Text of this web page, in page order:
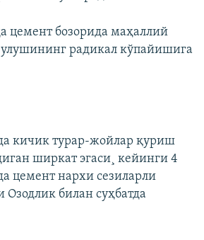
цемент бозорида маҳаллий
радикал кўпайишига
кичик турар-жойлар қуриш
ширкат эгаси¸ кейинги 4
цемент нархи сезиларли
Озодлик билан суҳбатда